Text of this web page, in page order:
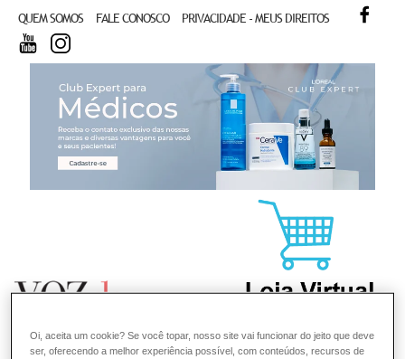
QUEM SOMOS FALE CONOSCO PRIVACIDADE - MEUS DIREITOS
YOUTUBE
Oi, aceita um cookie? Se você topar, nosso site vai funcionar do jeito que deve
ser, oferecendo a melhor experiência possível, com conteúdos, recursos de